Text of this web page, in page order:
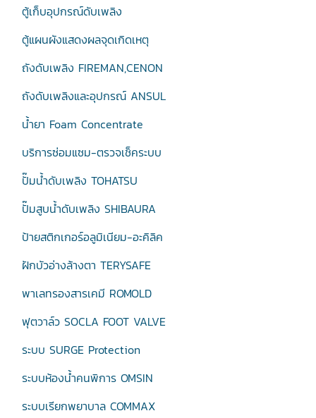
ตู้เก็บอุปกรณ์ดับเพลิง
ตู้แผนผังแสดงผลจุดเกิดเหตุ
ถังดับเพลิง FIREMAN,CENON
ถังดับเพลิงและอุปกรณ์ ANSUL
น้ำยา Foam Concentrate
บริการซ่อมแซม-ตรวจเช็คระบบ
ปั๊มน้ำดับเพลิง TOHATSU
ปั๊มสูบน้ำดับเพลิง SHIBAURA
ป้ายสติกเกอร์อลูมิเนียม-อะคิลิค
ฝักบัวอ่างล้างตา TERYSAFE
พาเลทรองสารเคมี ROMOLD
ฟุตวาล์ว SOCLA FOOT VALVE
ระบบ SURGE Protection
ระบบห้องน้ำคนพิการ OMSIN
ระบบเรียกพยาบาล COMMAX